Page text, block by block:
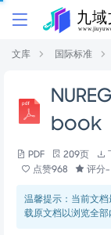
文库 国际标准
book
PDF 209页
点赞968
评分
温馨提示：当前文
载原文档以浏览全部